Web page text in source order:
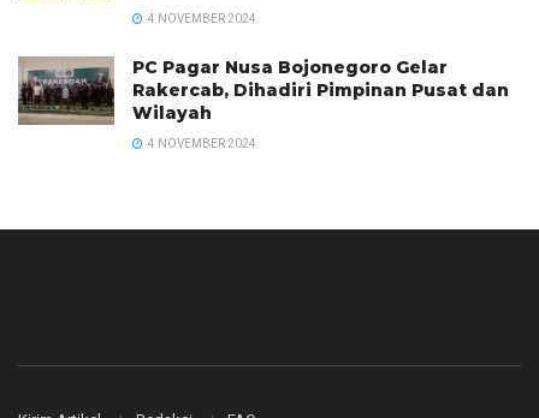
4 NOVEMBER 2024
PC Pagar Nusa Bojonegoro Gelar
Rakercab, Dihadiri Pimpinan Pusat dan
Wilayah
4 NOVEMBER 2024